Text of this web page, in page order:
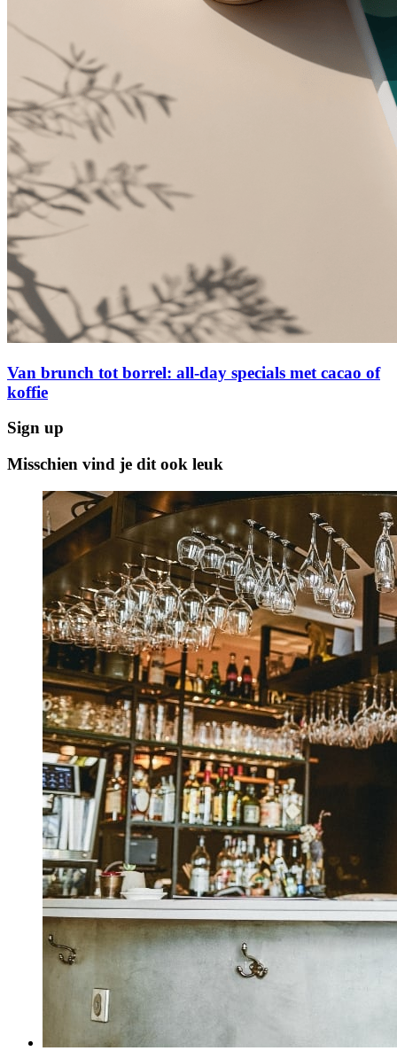
Van brunch tot borrel: all-day specials met cacao of
koffie
Sign up
Misschien vind je dit ook leuk